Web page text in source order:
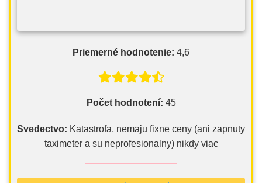
Priemerné hodnotenie: 4,6
Počet hodnotení: 45
Svedectvo: Katastrofa, nemaju fixne ceny (ani zapnuty
taximeter a su neprofesionalny) nikdy viac